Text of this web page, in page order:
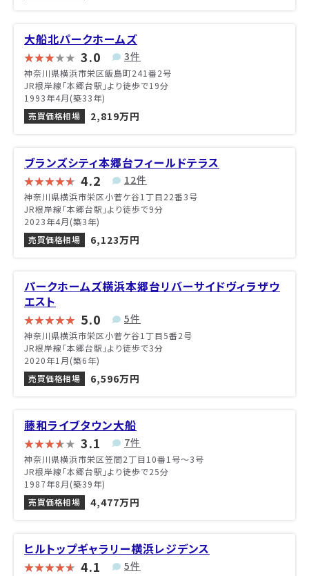
大船北パークホームズ
3.0 3件
神奈川県横浜市栄区飯島町241番2号
JR根岸線「本郷台駅」より徒歩で19分
1993年4月(築33年)
売買価格相場
2,819万円
ブランズシティ本郷台フィールドテラス
4.2 12件
神奈川県横浜市栄区小菅ケ谷1丁目22番3号
JR根岸線「本郷台駅」より徒歩で9分
2023年4月(築3年)
売買価格相場
6,123万円
パークホームズ横浜本郷台リバーサイドヴィラザウ
エスト
5.0 5件
神奈川県横浜市栄区小菅ケ谷1丁目5番2号
JR根岸線「本郷台駅」より徒歩で3分
2020年1月(築6年)
売買価格相場
6,596万円
藤和ライブタウン大船
3.1 7件
神奈川県横浜市栄区笠間2丁目10番1号〜3号
JR根岸線「本郷台駅」より徒歩で25分
1987年8月(築39年)
売買価格相場
4,477万円
ヒルトップギャラリー横浜レジデンス
4.1 5件